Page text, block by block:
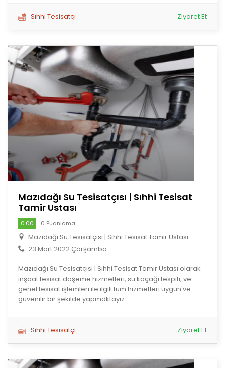
Sıhhi Tesisatçı Ziyaret Et
Mazıdağı Su Tesisatçısı | Sıhhi Tesisat
Tamir Ustası
0.00 0 Puanlama
Mazıdağı Su Tesisatçısı | Sıhhi Tesisat Tamir Ustası
23 Mart 2022 Çarşamba
Mazıdağı Su Tesisatçısı | Sıhhi Tesisat Tamir Ustası olarak
inşaat tesisat döşeme hizmetleri, su kaçağı tespiti, ve
genel tesisat işlemleri ile ilgili tüm hizmetleri uygun ve
güvenilir bir şekilde yapmaktayız.
Sıhhi Tesisatçı Ziyaret Et